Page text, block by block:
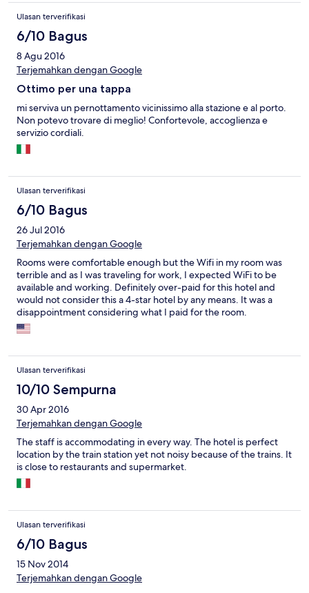
Ulasan terverifikasi
6/10 Bagus
8 Agu 2016
Terjemahkan dengan Google
Ottimo per una tappa
mi serviva un pernottamento vicinissimo alla stazione e al porto.
Non potevo trovare di meglio! Confortevole, accoglienza e
servizio cordiali.
Ulasan terverifikasi
6/10 Bagus
26 Jul 2016
Terjemahkan dengan Google
Rooms were comfortable enough but the Wifi in my room was
terrible and as I was traveling for work, I expected WiFi to be
available and working. Definitely over-paid for this hotel and
would not consider this a 4-star hotel by any means. It was a
disappointment considering what I paid for the room.
Ulasan terverifikasi
10/10 Sempurna
30 Apr 2016
Terjemahkan dengan Google
The staff is accommodating in every way. The hotel is perfect
location by the train station yet not noisy because of the trains. It
is close to restaurants and supermarket.
Ulasan terverifikasi
6/10 Bagus
15 Nov 2014
Terjemahkan dengan Google